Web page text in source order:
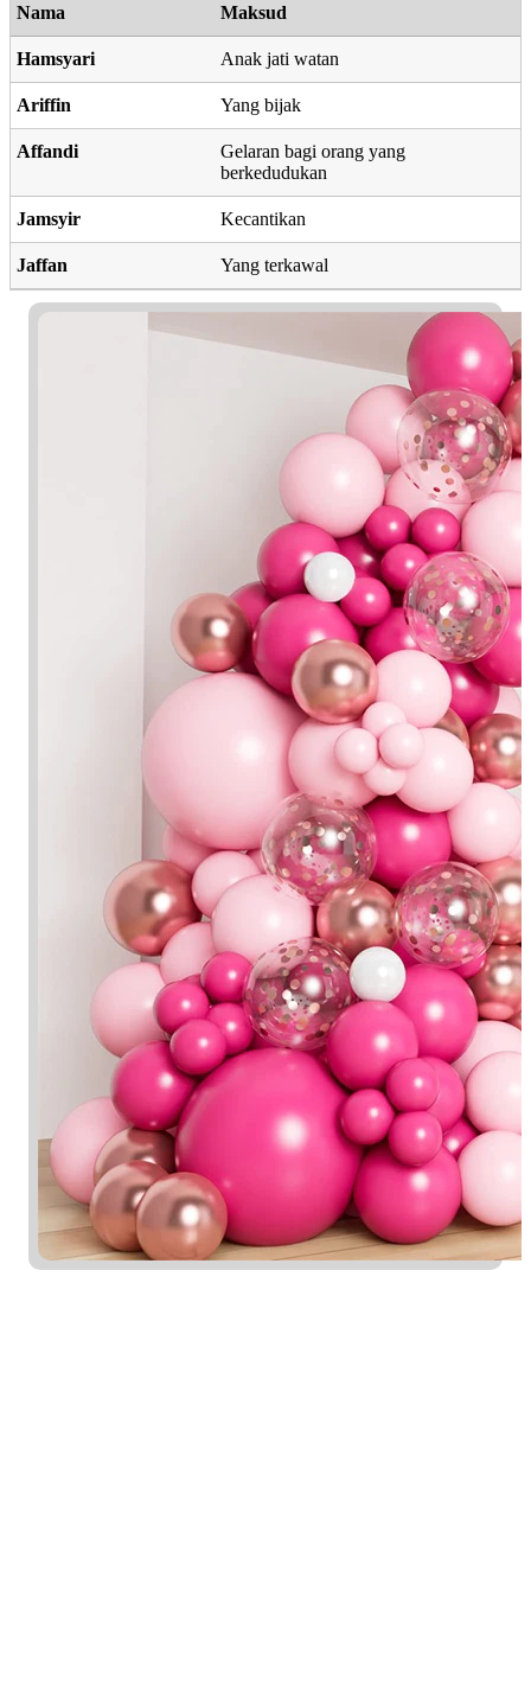
Nama Maksud
Hamsyari Anak jati watan
Ariffin Yang bijak
Affandi
Gelaran bagi orang yang
berkedudukan
Jamsyir Kecantikan
Jaffan Yang terkawal